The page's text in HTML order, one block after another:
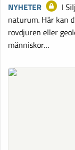
NYHETER
I
naturum. Här kan
rovdjuren eller
människor…